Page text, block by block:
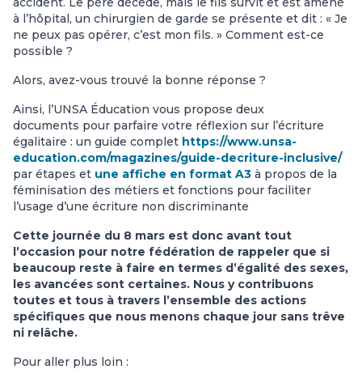
à l’hôpital, un chirurgien de garde se présente et dit : « Je
ne peux pas opérer, c’est mon fils. » Comment est-ce
possible ?
Alors, avez-vous trouvé la bonne réponse ?
Ainsi, l’UNSA Éducation vous propose deux
documents pour parfaire votre réflexion sur l’écriture
égalitaire : un guide complet https://www.unsa-
education.com/magazines/guide-decriture-inclusive/
par étapes et une affiche en format A3 à propos de la
féminisation des métiers et fonctions pour faciliter
l’usage d’une écriture non discriminante
Cette journée du 8 mars est donc avant tout
l’occasion pour notre fédération de rappeler que si
beaucoup reste à faire en termes d’égalité des sexes,
les avancées sont certaines. Nous y contribuons
toutes et tous à travers l’ensemble des actions
spécifiques que nous menons chaque jour sans trêve
ni relâche.
Pour aller plus loin :